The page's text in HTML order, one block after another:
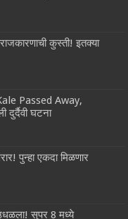
कुस्ती! इतक्या
Passed Away,
दुर्दैवी घटना
पुन्हा एकदा मिळणार
उधळला! सुपर 8 मध्ये